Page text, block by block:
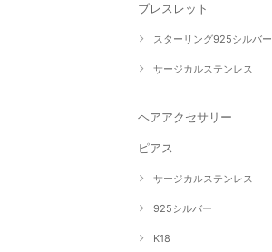
ブレスレット
スターリング925シルバー
サージカルステンレス
ヘアアクセサリー
ピアス
サージカルステンレス
925シルバー
K18